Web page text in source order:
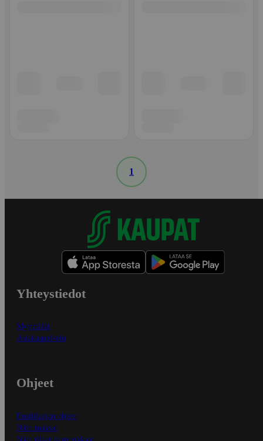
1
Yhteystiedot
Myymälät
Asiakaspalvelu
Ohjeet
Ensitilaajan ohjeet
Näin maksat